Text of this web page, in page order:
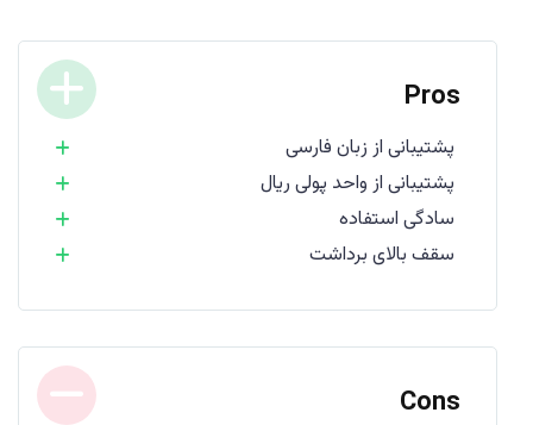
Pros
پشتیبانی از زبان فارسی
پشتیبانی از واحد پولی ریال
سادگی استفاده
سقف بالای برداشت
Cons